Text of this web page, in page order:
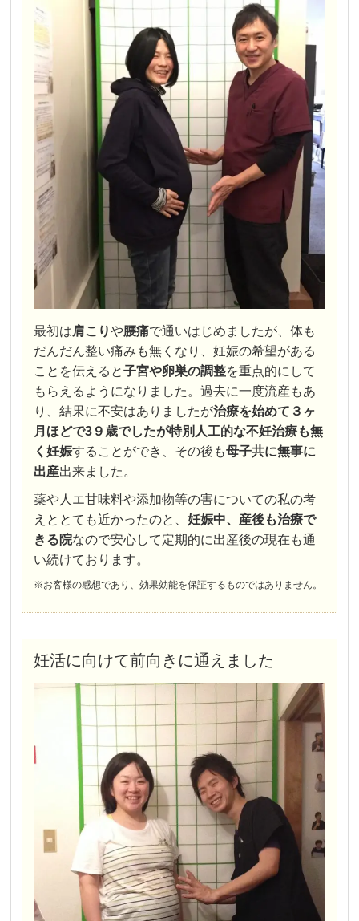
最初は肩こりや腰痛で通いはじめましたが、体も
だんだん整い痛みも無くなり、妊娠の希望がある
ことを伝えると子宮や卵巣の調整を重点的にして
もらえるようになりました。過去に一度流産もあ
り、結果に不安はありましたが治療を始めて３ヶ
月ほどで3９歳でしたが特別人工的な不妊治療も無
く妊娠することができ、その後も母子共に無事に
出産出来ました。
薬や人エ甘味料や添加物等の害についての私の考
えととても近かったのと、妊娠中、産後も治療で
きる院なので安心して定期的に出産後の現在も通
い続けております。
※お客様の感想であり、効果効能を保証するものではありません。
妊活に向けて前向きに通えました